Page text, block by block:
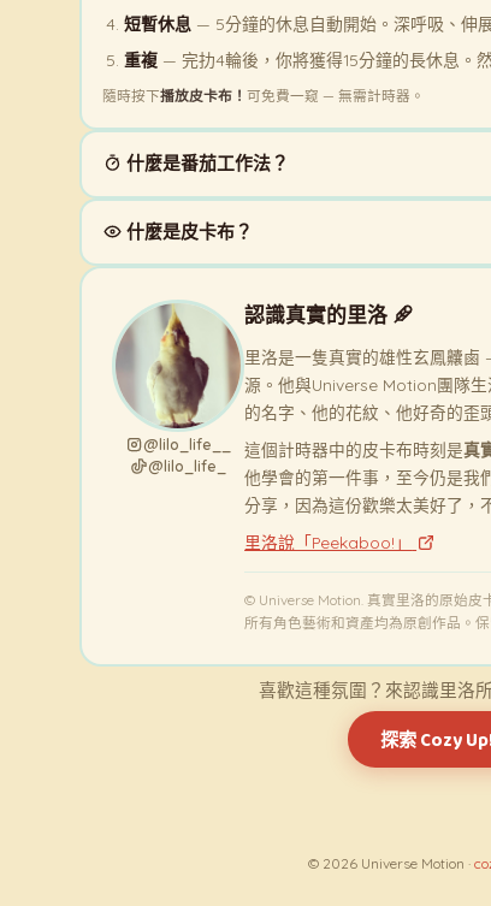
短暫休息 — 5分鐘的休息自動開始。深呼吸、伸
重複 — 完扐4輪後，你將獲得15分鐘的長休息。
隨時按下播放皮卡布！可免費一窥 — 無需計時器。
什麼是番茄工作法？
什麼是皮卡布？
@lilo_life__
@lilo_life_
認識真實的里洛
里洛是一隻真實的雄性玄鳳齉
源。他與Universe Motion團隊
的名字、他的花紋、他好奇的歪
這個計時器中的皮卡布時刻是真
他學會的第一件事，至今仍是我
分享，因為這份歡樂太美好了，
里洛說「Peekaboo!」
© Universe Motion. 真實里洛的原始
所有角色藝術和資產均為原創作品。
喜歡這種氛圍？來認識里洛
探索 Cozy
© 2026 Universe Motion ·